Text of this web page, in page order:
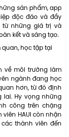
sản phẩm, app
độc đáo và đầy
từ những giá trị và
kết và sáng tạo.
về môi trường làm
ngành đang học
hơn, từ đó định
Hy vọng những
công trên chặng
HAUI còn nhận
thành viên đến